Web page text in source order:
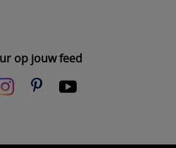
op jouw feed